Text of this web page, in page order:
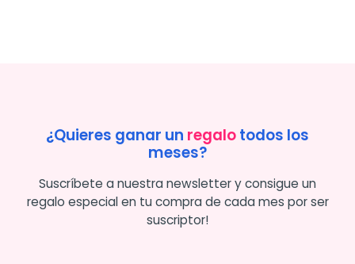
¿Quieres ganar un regalotodos los
meses?
Suscríbete a nuestra newsletter y consigue un
regalo especial en tu compra de cada mes por ser
suscriptor!